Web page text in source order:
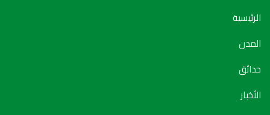
الرئيسية
المدن
حدائق
الأخبار